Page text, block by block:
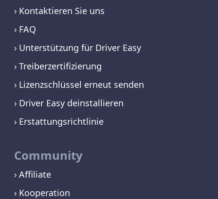
Kontaktieren Sie uns
FAQ
Unterstützung für Driver Easy
Treiberzertifizierung
Lizenzschlüssel erneut senden
Driver Easy deinstallieren
Erstattungsrichtlinie
Community
Affiliate
Kooperation